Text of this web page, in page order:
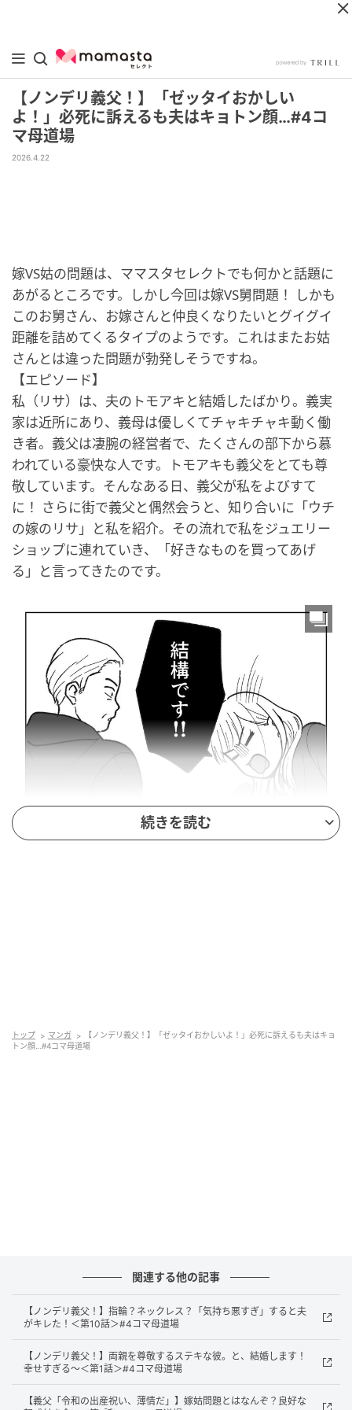
【ノンデリ義父！】「ゼッタイおかしい
よ！」必死に訴えるも夫はキョトン顔…#4コ
マ母道場
2026.4.22
嫁VS姑の問題は、ママスタセレクトでも何かと話題に
あがるところです。しかし今回は嫁VS舅問題！ しかも
このお舅さん、お嫁さんと仲良くなりたいとグイグイ
距離を詰めてくるタイプのようです。これはまたお姑
さんとは違った問題が勃発しそうですね。
【エピソード】
私（リサ）は、夫のトモアキと結婚したばかり。義実
家は近所にあり、義母は優しくてチャキチャキ動く働
き者。義父は凄腕の経営者で、たくさんの部下から慕
われている豪快な人です。トモアキも義父をとても尊
敬しています。そんなある日、義父が私をよびすて
に！ さらに街で義父と偶然会うと、知り合いに「ウチ
の嫁のリサ」と私を紹介。その流れで私をジュエリー
ショップに連れていき、「好きなものを買ってあげ
る」と言ってきたのです。
続きを読む
トップ マンガ
【ノンデリ義父！】「ゼッタイおかしいよ！」必死に訴えるも夫はキョ
トン顔…#4コマ母道場
関連する他の記事
【ノンデリ義父！】指輪？ネックレス？「気持ち悪すぎ」すると夫
がキレた！＜第10話＞#4コマ母道場
【ノンデリ義父！】両親を尊敬するステキな彼。と、結婚します！
幸せすぎる～＜第1話＞#4コマ母道場
【義父「令和の出産祝い、薄情だ」】嫁姑問題とはなんぞ？良好な